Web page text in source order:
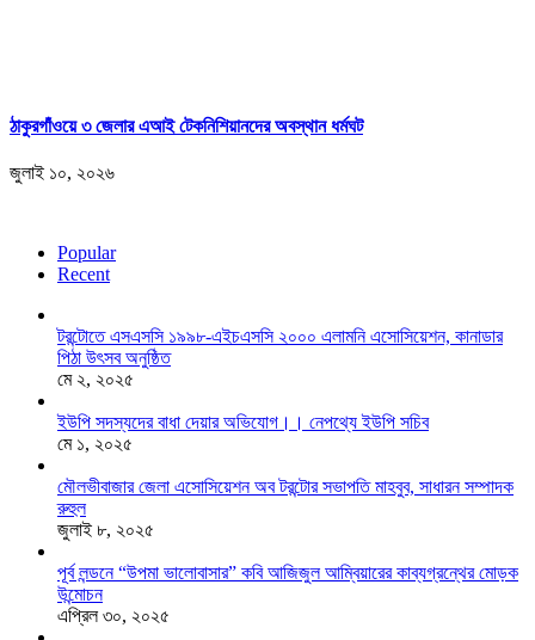
ঠাকুরগাঁওয়ে ৩ জেলার এআই টেকনিশিয়ানদের অবস্থান ধর্মঘট
জুলাই ১০, ২০২৬
Popular
Recent
টরন্টোতে এসএসসি ১৯৯৮-এইচএসসি ২০০০ এলামনি এসোসিয়েশন, কানাডার
পিঠা উৎসব অনুষ্ঠিত
মে ২, ২০২৫
ইউপি সদস্যদের বাধা দেয়ার অভিযোগ।। নেপথ্যে ইউপি সচিব
মে ১, ২০২৫
মৌলভীবাজার জেলা এসোসিয়েশন অব টরন্টোর সভাপতি মাহবুব, সাধারন সম্পাদক
রুহুল
জুলাই ৮, ২০২৫
পূর্ব লন্ডনে “উপমা ভালোবাসার” কবি আজিজুল আম্বিয়ারের কাব্যগ্রন্থের মোড়ক
উন্মোচন
এপ্রিল ৩০, ২০২৫